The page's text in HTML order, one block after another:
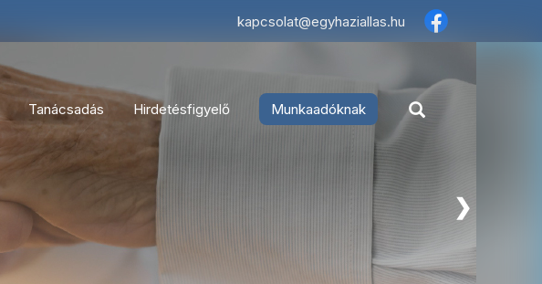
kapcsolat@egyhaziallas.hu
❯
Tanácsadás Hirdetésfigyelő Munkaadóknak